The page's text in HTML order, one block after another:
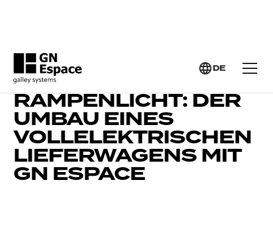
DE
KUNDEN IM
RAMPENLICHT: DER
UMBAU EINES
VOLLELEKTRISCHEN
LIEFERWAGENS MIT
GN ESPACE